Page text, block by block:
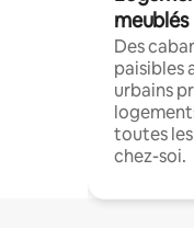
meublés
Des
paisibles
urbains
toutes
chez-soi.